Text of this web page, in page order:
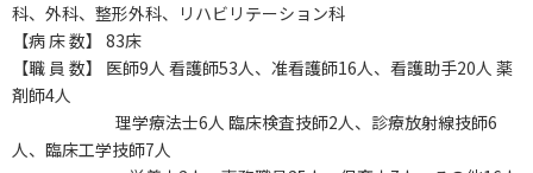
科、外科、整形外科、リハビリテーション科
【病 床 数】 83床
【職 員 数】 医師9人 看護師53人、准看護師16人、看護助手20人 薬
剤師4人
理学療法士6人 臨床検査技師2人、診療放射線技師6
人、臨床工学技師7人